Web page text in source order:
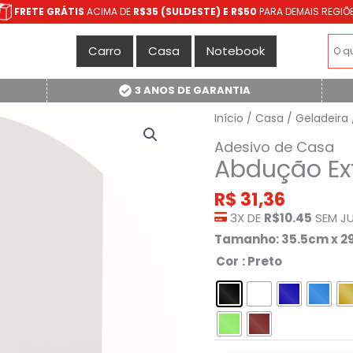
FRETE GRÁTIS ACIMA DE R$35 (SULDESTE) E R$50 PARA DEMAIS
Carro Casa Notebook
3 ANOS DE GARANTIA
Início / Casa / Geladeira
Adesivo de Casa
Abdução
R$ 31,36
3X DE R$10.45 SEM
Tamanho: 35.5cm x
Cor : Preto